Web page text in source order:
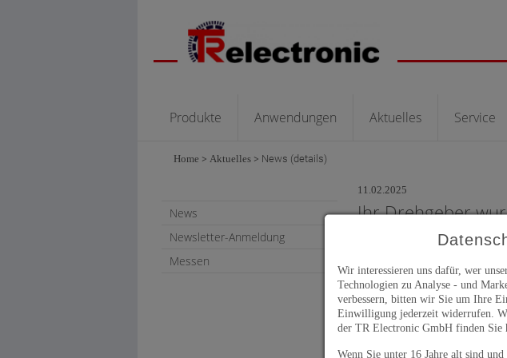
Produkte Anwendungen Aktuelles Service
Home > Aktuelles > News (details)
News
Newsletter-Anmeldung
Messen
11.02.2025
Ihr Drehgeber
Wir interessieren uns dafür, wer
Technologien zu Analyse - und
verbessern, bitten wir Sie um Ihre
Einwilligung jederzeit widerrufen.
der TR Electronic GmbH finden Sie
Wenn Sie unter 16 Jahre alt sind